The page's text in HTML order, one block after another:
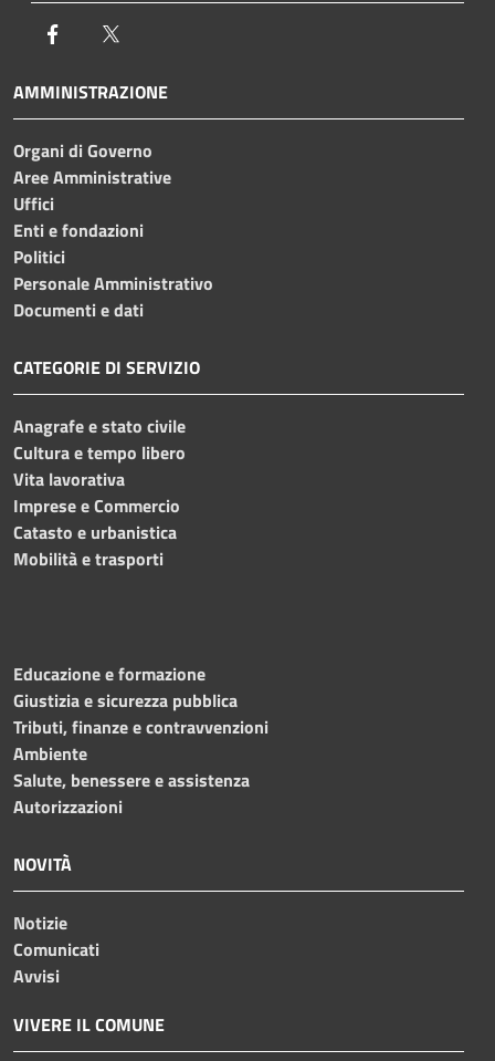
Facebook
AMMINISTRAZIONE
Organi di Governo
Aree Amministrative
Uffici
Enti e fondazioni
Politici
Personale Amministrativo
Documenti e dati
CATEGORIE DI SERVIZIO
Anagrafe e stato civile
Cultura e tempo libero
Vita lavorativa
Imprese e Commercio
Catasto e urbanistica
Mobilità e trasporti
Educazione e formazione
Giustizia e sicurezza pubblica
Tributi, finanze e contravvenzioni
Ambiente
Salute, benessere e assistenza
Autorizzazioni
NOVITÀ
Notizie
Comunicati
Avvisi
VIVERE IL COMUNE